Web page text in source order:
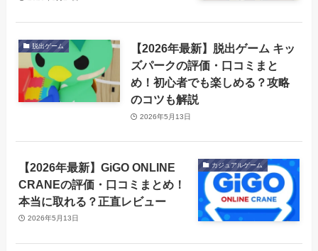
脱出ゲーム
【2026年最新】脱出ゲーム キッ
ズパークの評価・口コミまと
め！初心者でも楽しめる？攻略
のコツも解説
2026年5月13日
カジュアルゲーム
【2026年最新】GiGO ONLINE
CRANEの評価・口コミまとめ！
本当に取れる？正直レビュー
2026年5月13日